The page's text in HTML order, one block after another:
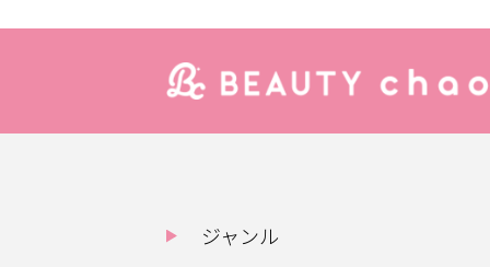
ジャンル